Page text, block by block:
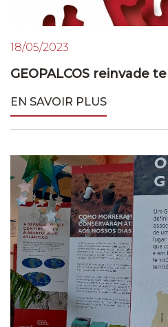
18/05/2023
GEOPALCOS reinvade
EN SAVOIR PLUS